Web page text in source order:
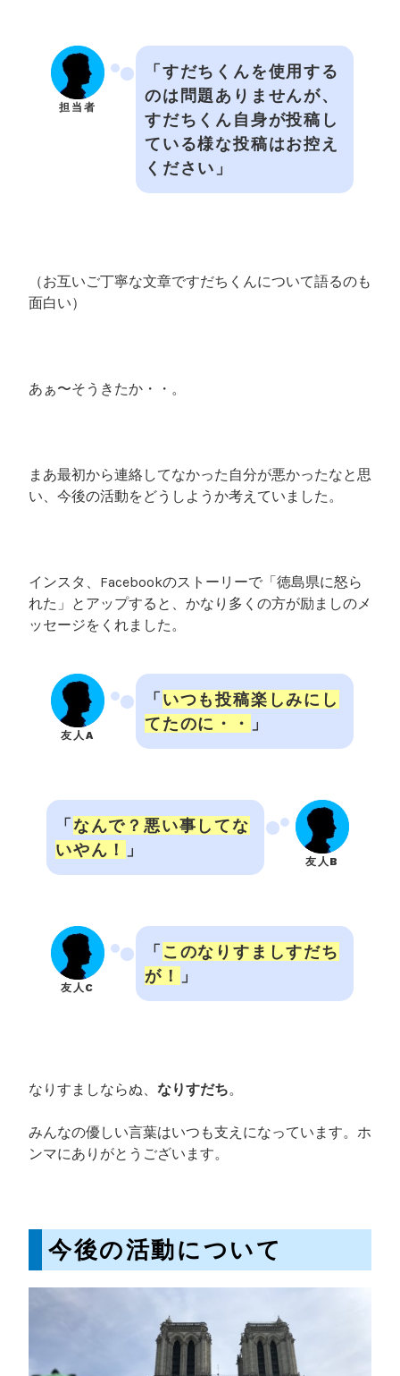
担当者
「すだちくんを使用する
のは問題ありませんが、
すだちくん自身が投稿し
ている様な投稿はお控え
ください」
（お互いご丁寧な文章ですだちくんについて語るのも
面白い）
あぁ〜そうきたか・・。
まあ最初から連絡してなかった自分が悪かったなと思
い、今後の活動をどうしようか考えていました。
インスタ、Facebookのストーリーで「徳島県に怒ら
れた」とアップすると、かなり多くの方が励ましのメ
ッセージをくれました。
友人A
「 いつも投稿楽しみにし
てたのに・・
」
友人B
「 なんで？悪い事してな
いやん！
」
友人C
「 このなりすましすだち
が！
」
なりすましならぬ、 なりすだち。
みんなの優しい言葉はいつも支えになっています。ホ
ンマにありがとうございます。
今後の活動について